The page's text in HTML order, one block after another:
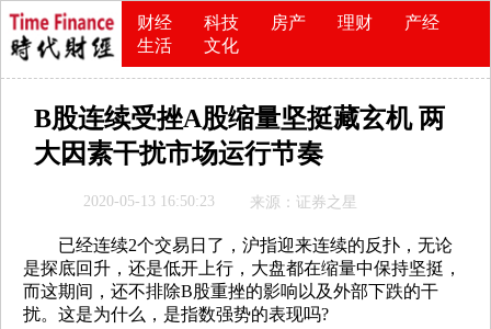
财经 科技 房产 理财
产经
生活
文化
B股连续受挫A股缩量坚挺藏玄机 两
大因素干扰市场运行节奏
2020-05-13 16:50:23 来源：证券之星
已经连续2个交易日了，沪指迎来连续的反扑，无论
是探底回升，还是低开上行，大盘都在缩量中保持坚挺，
而这期间，还不排除B股重挫的影响以及外部下跌的干
扰。这是为什么，是指数强势的表现吗?